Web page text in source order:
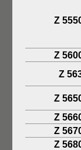
Z
Z
Z
Z
Z
Z
Z